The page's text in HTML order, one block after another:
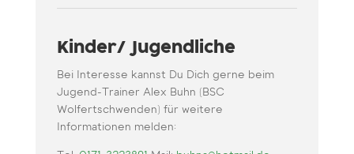
Kinder/ Jugendliche
Bei Interesse kannst Du Dich gerne beim
Jugend-Trainer Alex Buhn (BSC
Wolfertschwenden) für weitere
Informationen melden: